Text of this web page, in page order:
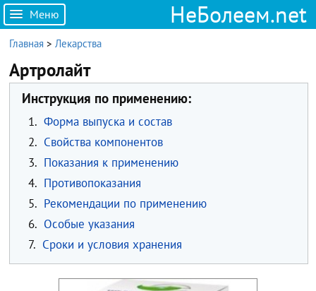
Меню НеБолеем.net
Главная >Лекарства
Артролайт
Инструкция по применению:
1. Форма выпуска и состав
2. Свойства компонентов
3. Показания к применению
4. Противопоказания
5. Рекомендации по применению
6. Особые указания
7. Сроки и условия хранения